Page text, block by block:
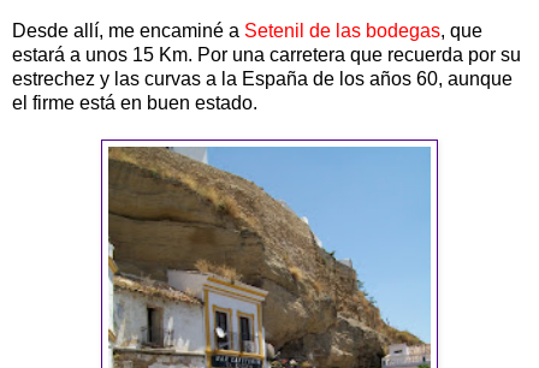
Desde allí, me encaminé a Setenil de las bodegas, que
estará a unos 15 Km. Por una carretera que recuerda por su
estrechez y las curvas a la España de los años 60, aunque
el firme está en buen estado.